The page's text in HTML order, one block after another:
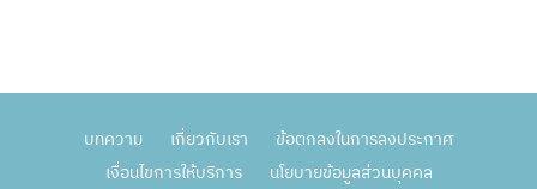
บทความ เกี่ยวกับเรา
ข้อตกลงในการลงประกาศ
เงื่อนไขการให้บริการ
นโยบายข้อมูลส่วนบุคคล